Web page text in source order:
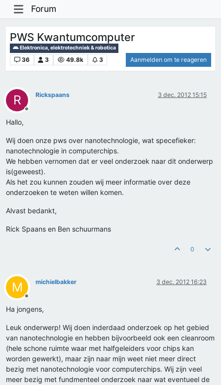
Forum
PWS Kwantumcomputer
Elektronica, elektrotechniek & robotica
36 3 49.8k 3 Aanmelden om te reageren
R
Offline
Rickspaans 3 dec. 2012 15:15
Hallo,
Wij doen onze pws over nanotechnologie, wat specefieker:
nanotechnologie in computerchips.
We hebben vernomen dat er veel onderzoek naar dit onderwerp
is(geweest).
Als het zou kunnen zouden wij meer informatie over deze
onderzoeken te weten willen komen.
Alvast bedankt,
Rick Spaans en Ben schuurmans
0
M
Offline
michielbakker 3 dec. 2012 16:23
Ha jongens,
Leuk onderwerp! Wij doen inderdaad onderzoek op het gebied
van nanotechnologie en hebben bijvoorbeeld ook een cleanroom
(hele schone ruimte waar met halfgeleiders voor chips kan
worden gewerkt), maar zijn naar mijn weet niet meer direct
bezig met nanotechnologie voor computerchips. Wij zijn veel
meer bezig met fundmenteel onderzoek naar wat eventueel de